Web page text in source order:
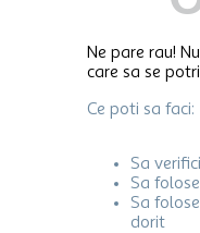
Ne pare rau!
care sa se
Ce poti sa faci:
Sa
Sa
Sa
dorit